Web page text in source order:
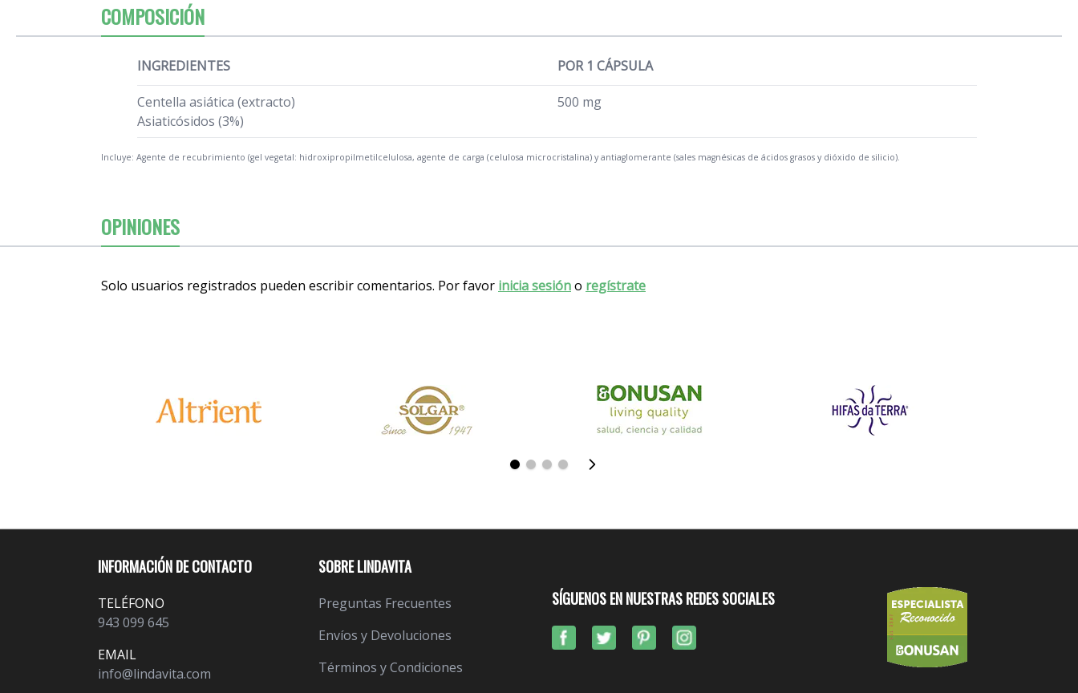
COMPOSICIÓN
INGREDIENTES POR 1 CÁPSULA
Centella asiática (extracto)
Asiaticósidos (3%)
500 mg
Incluye: Agente de recubrimiento (gel vegetal: hidroxipropilmetilcelulosa, agente de carga (celulosa microcristalina) y antiaglomerante (sales magnésicas de ácidos grasos y dióxido de silicio).
OPINIONES
Solo usuarios registrados pueden escribir comentarios. Por favor inicia sesióno regístrate
INFORMACIÓN DE CONTACTO
TELÉFONO
943 099 645
EMAIL
info@lindavita.com
SOBRE LINDAVITA
Preguntas Frecuentes
Envíos y Devoluciones
Términos y Condiciones
SÍGUENOS EN NUESTRAS REDES SOCIALES